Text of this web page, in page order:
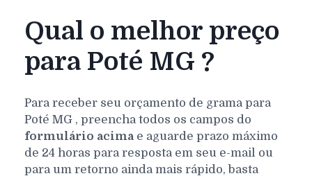
Qual o melhor preço
para Poté MG ?
Para receber seu orçamento de grama para
Poté MG , preencha todos os campos do
formulário acima e aguarde prazo máximo
de 24 horas para resposta em seu e-mail ou
para um retorno ainda mais rápido, basta